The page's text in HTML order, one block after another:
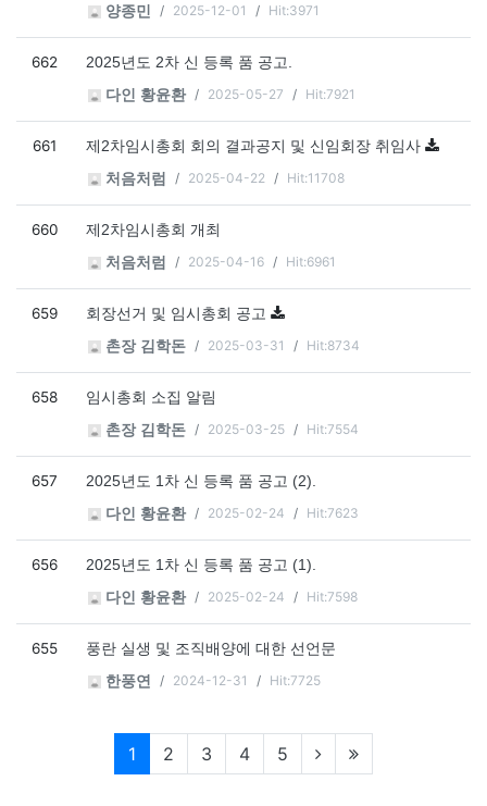
양종민
2025-12-01 Hit:3971
662
2025년도 2차 신 등록 품 공고.
다인 황윤환
2025-05-27 Hit:7921
661
제2차임시총회 회의 결과공지 및 신임회장 취임사
처음처럼
2025-04-22 Hit:11708
660
제2차임시총회 개최
처음처럼
2025-04-16 Hit:6961
659
회장선거 및 임시총회 공고
촌장 김학돈
2025-03-31 Hit:8734
658
임시총회 소집 알림
촌장 김학돈
2025-03-25 Hit:7554
657
2025년도 1차 신 등록 품 공고 (2).
다인 황윤환
2025-02-24 Hit:7623
656
2025년도 1차 신 등록 품 공고 (1).
다인 황윤환
2025-02-24 Hit:7598
655
풍란 실생 및 조직배양에 대한 선언문
한풍연
2024-12-31 Hit:7725
1 현재페이지
2 3 4 5